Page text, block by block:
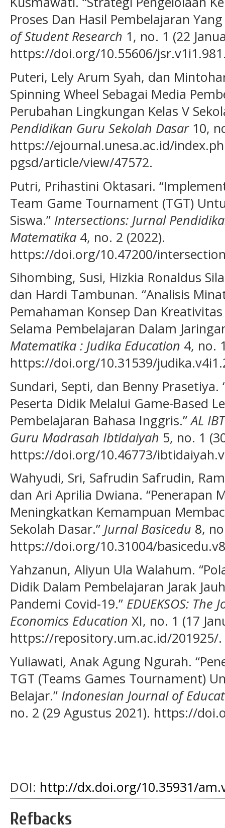
Proses Dan Hasil Pembelajaran
of Student Research 1, no. 1 (22
https://doi.org/10.55606/
Puteri, Lely Arum Syah, dan
Spinning Wheel Sebagai Media
Perubahan Lingkungan Kelas V
Pendidikan Guru Sekolah Dasar10,
https://ejournal.unesa.ac.id/
pgsd/article/view/47572.
Putri, Prihastini Oktasari.
Team Game Tournament (TGT)
Siswa.” Intersections: Jurnal
Matematika 4, no. 2 (2022).
https://doi.org/10.47200/
Sihombing, Susi, Hizkia Ronaldus
dan Hardi Tambunan. “Analisis
Pemahaman Konsep Dan
Selama Pembelajaran Dalam
Matematika : Judika Education 4, no.
https://doi.org/10.31539/
Sundari, Septi, dan Benny
Peserta Didik Melalui Game-Based
Pembelajaran Bahasa Inggris.”AL
Guru Madrasah Ibtidaiyah 5, no. 1
https://doi.org/10.46773/
Wahyudi, Sri, Safrudin Safrudin,
dan Ari Aprilia Dwiana. “Penerapan
Meningkatkan Kemampuan
Sekolah Dasar.” Jurnal Basicedu 8,
https://doi.org/10.31004/
Yahzanun, Aliyun Ula Walahum.
Didik Dalam Pembelajaran Jarak
Pandemi Covid-19.” EDUEKSOS: The
Economics Education XI, no. 1 (17
https://repository.um.ac.id/201925/.
Yuliawati, Anak Agung Ngurah.
TGT (Teams Games Tournament)
Belajar.” Indonesian Journal of
no. 2 (29 Agustus 2021). https://
DOI: http://dx.doi.org/10.35931/
Refbacks